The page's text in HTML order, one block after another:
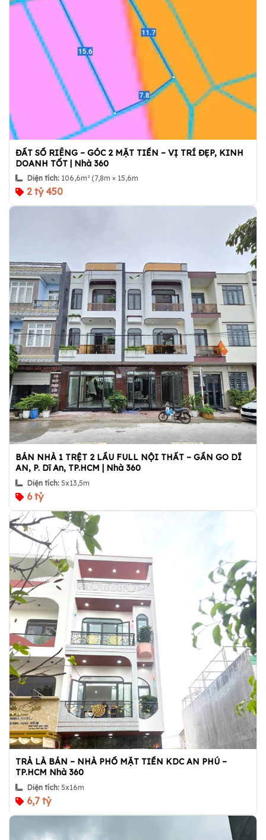
ĐẤT SỔ RIÊNG – GÓC 2 MẶT TIỀN – VỊ TRÍ ĐẸP, KINH
DOANH TỐT | Nhà 360
Diện tích: 106,6m² (7,8m × 15,6m
2 tỷ 450
BÁN NHÀ 1 TRỆT 2 LẦU FULL NỘI THẤT – GẦN GO DĨ
AN, P. Dĩ An, TP.HCM | Nhà 360
Diện tích: 5x13,5m
6 tỷ
TRẢ LÀ BÁN – NHÀ PHỐ MẶT TIỀN KDC AN PHÚ –
TP.HCM Nhà 360
Diện tích: 5x16m
6,7 tỷ